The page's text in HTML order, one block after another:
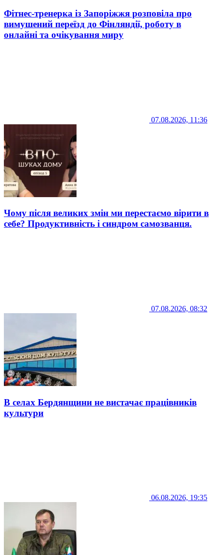
Фітнес-тренерка із Запоріжжя розповіла про
вимушений переїзд до Фінляндії, роботу в
онлайні та очікування миру
07.08.2026, 11:36
Чому після великих змін ми перестаємо вірити в
себе? Продуктивність і синдром самозванця.
07.08.2026, 08:32
В селах Бердянщини не вистачає працівників
культури
06.08.2026, 19:35